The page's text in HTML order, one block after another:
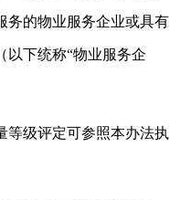
务的物业服务企业或具有
以下统称“物业服务企
级评定可参照本办法执